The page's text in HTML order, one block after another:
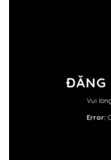
ĐĂNG
Vui
Error: